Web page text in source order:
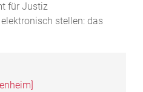
für Justiz
stellen: das